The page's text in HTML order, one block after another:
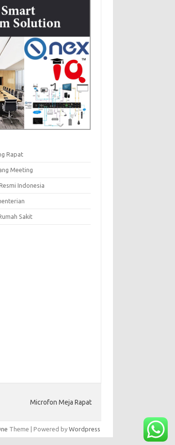
Rapat
Meeting
Indonesia
Sakit
Microfon Meja Rapat
Theme | Powered by Wordpress